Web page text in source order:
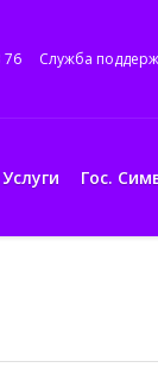
76 Служба
Гос.